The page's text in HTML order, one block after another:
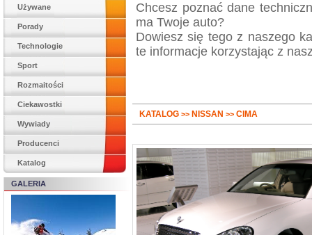
Używane
Porady
Technologie
Sport
Rozmaitości
Ciekawostki
Wywiady
Producenci
Katalog
GALERIA
Chcesz poznać dane
ma Twoje auto?
Dowiesz się tego z naszego
te informacje korzystając z
KATALOG >> NISSAN >> CIMA